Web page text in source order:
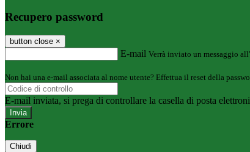
Recupero password
button close ×
E-mail Verrà inviato un messaggio
Non hai una e-mail associata al nome utente? Effettua il reset della
E-mail inviata, si prega di controllare la casella di posta
Errore
Chiudi